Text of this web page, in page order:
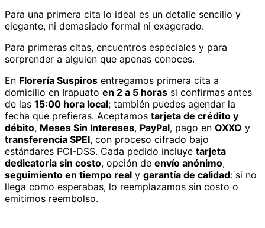
Para una primera cita lo ideal es un detalle sencillo y
elegante, ni demasiado formal ni exagerado.
Para primeras citas, encuentros especiales y para
sorprender a alguien que apenas conoces.
En Florería Suspiros entregamos primera cita a
domicilio en Irapuato en 2 a 5 horas si confirmas antes
de las 15:00 hora local; también puedes agendar la
fecha que prefieras. Aceptamos tarjeta de crédito y
débito, Meses Sin Intereses, PayPal, pago en OXXO y
transferencia SPEI, con proceso cifrado bajo
estándares PCI-DSS. Cada pedido incluye tarjeta
dedicatoria sin costo, opción de envío anónimo,
seguimiento en tiempo real y garantía de calidad: si no
llega como esperabas, lo reemplazamos sin costo o
emitimos reembolso.